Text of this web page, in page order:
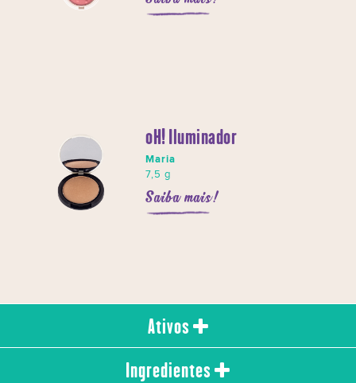
oH! Iluminador
Maria
7,5 g
Saiba mais!
Ativos
Ingredientes